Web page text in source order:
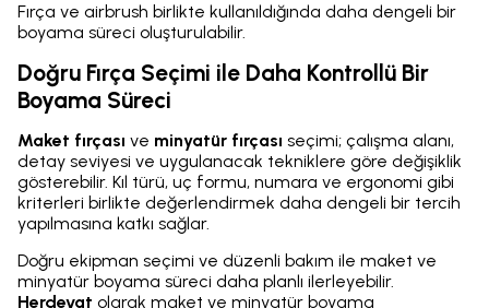
Fırça ve airbrush birlikte kullanıldığında daha dengeli bir
boyama süreci oluşturulabilir.
Doğru Fırça Seçimi ile Daha Kontrollü Bir
Boyama Süreci
Maket fırçası ve minyatür fırçası seçimi; çalışma alanı,
detay seviyesi ve uygulanacak tekniklere göre değişiklik
gösterebilir. Kıl türü, uç formu, numara ve ergonomi gibi
kriterleri birlikte değerlendirmek daha dengeli bir tercih
yapılmasına katkı sağlar.
Doğru ekipman seçimi ve düzenli bakım ile maket ve
minyatür boyama süreci daha planlı ilerleyebilir.
Herdevat olarak maket ve minyatür boyama